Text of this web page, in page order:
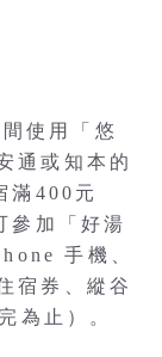
使用「悠
通或知本的
滿400元
參加「好湯
手機、
宿券、縱谷
為止）。